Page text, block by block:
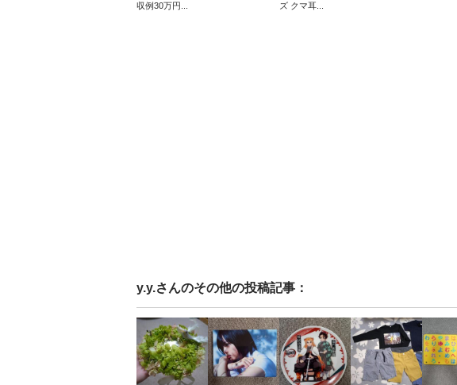
収例30万円...
ズ クマ耳...
y.y.さんのその他の投稿記事：